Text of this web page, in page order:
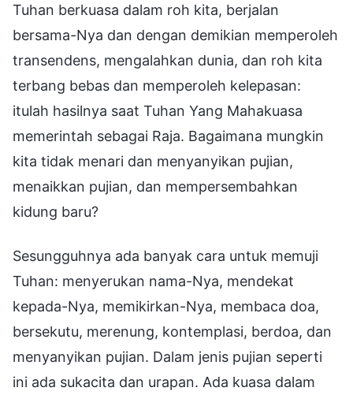
Tuhan berkuasa dalam roh kita, berjalan
bersama-Nya dan dengan demikian memperoleh
transendens, mengalahkan dunia, dan roh kita
terbang bebas dan memperoleh kelepasan:
itulah hasilnya saat Tuhan Yang Mahakuasa
memerintah sebagai Raja. Bagaimana mungkin
kita tidak menari dan menyanyikan pujian,
menaikkan pujian, dan mempersembahkan
kidung baru?
Sesungguhnya ada banyak cara untuk memuji
Tuhan: menyerukan nama-Nya, mendekat
kepada-Nya, memikirkan-Nya, membaca doa,
bersekutu, merenung, kontemplasi, berdoa, dan
menyanyikan pujian. Dalam jenis pujian seperti
ini ada sukacita dan urapan. Ada kuasa dalam